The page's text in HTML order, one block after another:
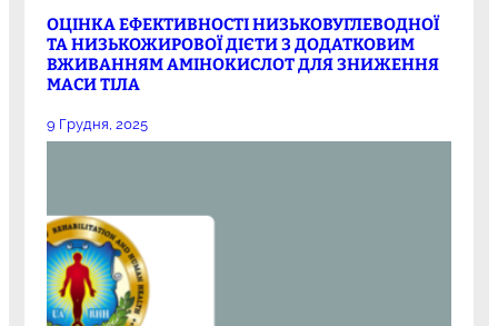
ОЦІНКА ЕФЕКТИВНОСТІ НИЗЬКОВУГЛЕВОДНОЇ
ТА НИЗЬКОЖИРОВОЇ ДІЄТИ З ДОДАТКОВИМ
ВЖИВАННЯМ АМІНОКИСЛОТ ДЛЯ ЗНИЖЕННЯ
МАСИ ТІЛА
9 Грудня, 2025